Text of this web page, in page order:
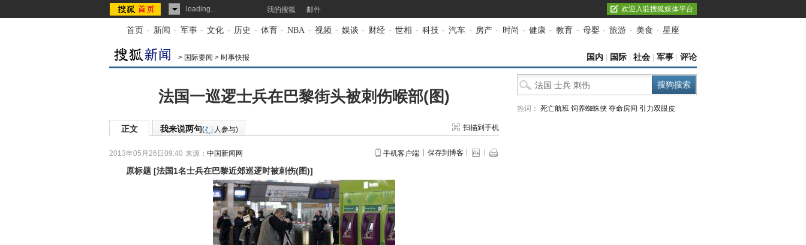
loading... 我的搜狐 邮件 欢迎入驻搜狐媒体平台
首页 - 新闻 - 军事 - 文化 - 历史 - 体育 - NBA - 视频 - 娱谈 - 财经 - 世相 - 科技 - 汽车 - 房产 - 时尚 - 健康 - 教育 - 母婴 - 旅游 - 美食 - 星座
> 国际要闻 > 时事快报 国内 国际 社会 军事 评论
法国一巡逻士兵在巴黎街头被刺伤喉部(图)
正文 我来说两句( 人参与) 扫描到手机
2013年05月26日09:40 来源： 中国新闻网 手机客户端 保存到博客
原标题 [法国1名士兵在巴黎近郊巡逻时被刺伤(图)]
热词： 死亡航班 饲养蜘蛛侠 夺命房间 引力双眼皮